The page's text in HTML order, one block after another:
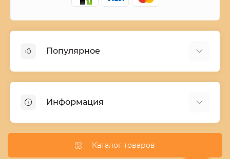
Популярное
Шкафы купе ширина 90-210 cм высота 220 cм
Комоды из дерева
Кухни
Информация
Каталог товаров